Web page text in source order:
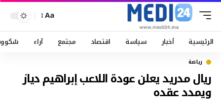
Aa
الرئيسية أخبار سياسة اقتصاد مجتمع آراء
رياضة
ريال مدريد يعلن عودة اللاعب إبراهيم دياز
ويمدد عقده